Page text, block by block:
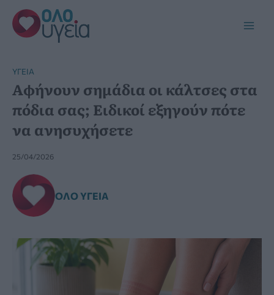
Μετάβαση
στο
περιεχόμενο
YΓΕΊΑ
Αφήνουν σημάδια οι κάλτσες στα
πόδια σας; Ειδικοί εξηγούν πότε
να ανησυχήσετε
25/04/2026
ΌΛΟ ΥΓΕΊΑ